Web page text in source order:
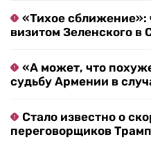
«Тихое сближение»:
визитом Зеленского в
«А может, что
судьбу Армении в
Стало известно о
переговорщиков